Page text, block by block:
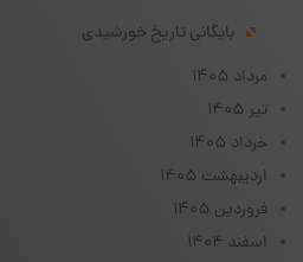
بایگانی تاریخ خورشیدی
مرداد ۱۴۰۵
تیر ۱۴۰۵
خرداد ۱۴۰۵
اردیبهشت ۱۴۰۵
فروردین ۱۴۰۵
اسفند ۱۴۰۴